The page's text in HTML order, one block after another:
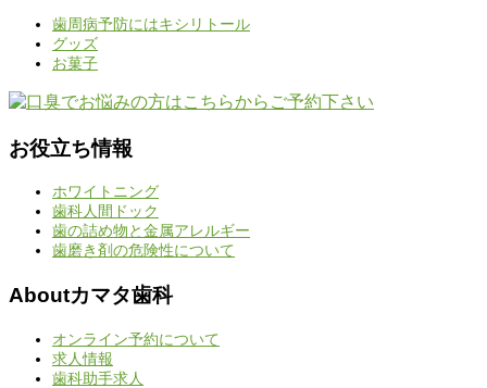
歯周病予防にはキシリトール
グッズ
お菓子
お役立ち情報
ホワイトニング
歯科人間ドック
歯の詰め物と金属アレルギー
歯磨き剤の危険性について
Aboutカマタ歯科
オンライン予約について
求人情報
歯科助手求人